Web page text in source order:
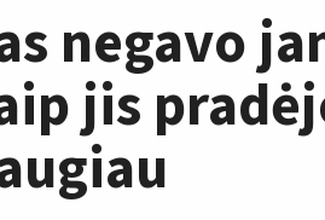
negavo
jis